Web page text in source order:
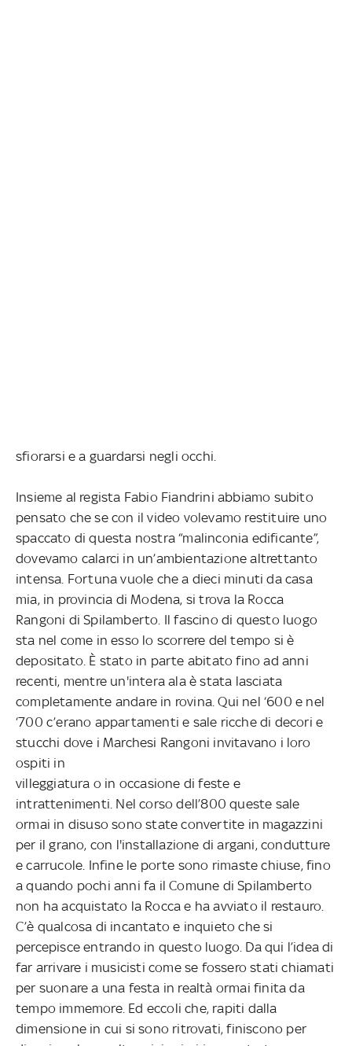
sfiorarsi e a guardarsi negli occhi.
Insieme al regista Fabio Fiandrini abbiamo subito
pensato che se con il video volevamo restituire uno
spaccato di questa nostra “malinconia edificante”,
dovevamo calarci in un’ambientazione altrettanto
intensa. Fortuna vuole che a dieci minuti da casa
mia, in provincia di Modena, si trova la Rocca
Rangoni di Spilamberto. Il fascino di questo luogo
sta nel come in esso lo scorrere del tempo si è
depositato. È stato in parte abitato fino ad anni
recenti, mentre un'intera ala è stata lasciata
completamente andare in rovina. Qui nel ‘600 e nel
‘700 c’erano appartamenti e sale ricche di decori e
stucchi dove i Marchesi Rangoni invitavano i loro
ospiti in
villeggiatura o in occasione di feste e
intrattenimenti. Nel corso dell’800 queste sale
ormai in disuso sono state convertite in magazzini
per il grano, con l'installazione di argani, condutture
e carrucole. Infine le porte sono rimaste chiuse, fino
a quando pochi anni fa il Comune di Spilamberto
non ha acquistato la Rocca e ha avviato il restauro.
C’è qualcosa di incantato e inquieto che si
percepisce entrando in questo luogo. Da qui l’idea di
far arrivare i musicisti come se fossero stati chiamati
per suonare a una festa in realtà ormai finita da
tempo immemore. Ed eccoli che, rapiti dalla
dimensione in cui si sono ritrovati, finiscono per